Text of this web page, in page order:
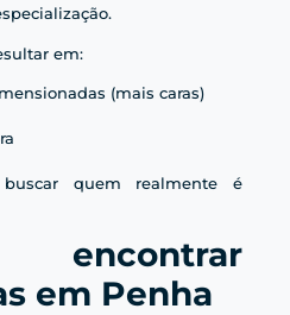
em:
(mais caras)
quem realmente é
em Penha